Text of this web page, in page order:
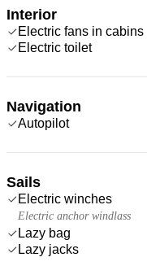
Interior
Electric fans in cabins
Electric toilet
Navigation
Autopilot
Sails
Electric winches
Electric anchor windlass
Lazy bag
Lazy jacks